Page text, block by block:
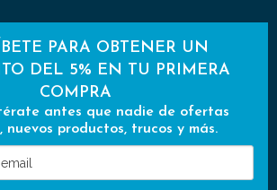
PARA OBTENER UN
DEL 5% EN TU PRIMERA
COMPRA
antes que nadie de ofertas
nuevos productos, trucos y más.